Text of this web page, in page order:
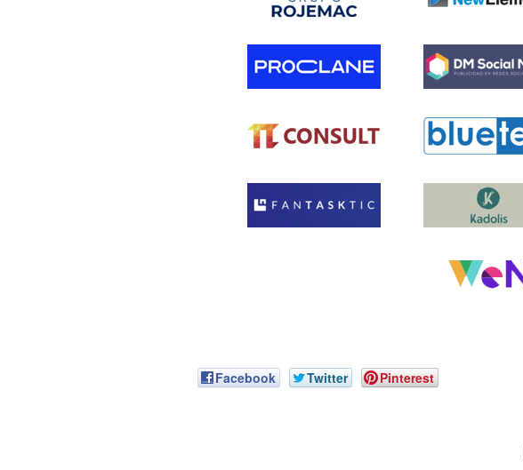
Facebook Twitter Pinterest